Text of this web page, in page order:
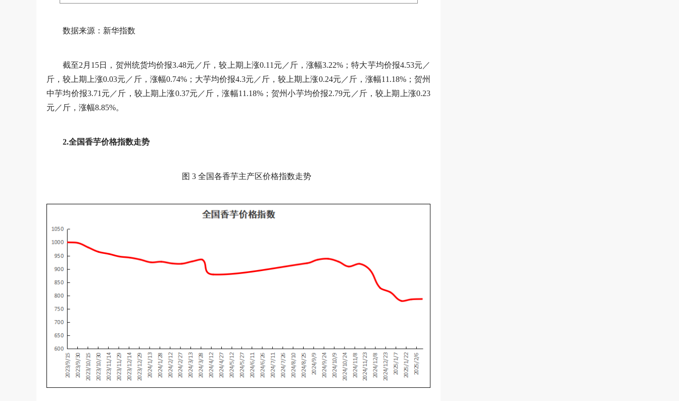
数据来源：新华指数
截至2月15日，贺州统货均价报3.48元／斤，较上期上涨0.11元／斤，涨幅3.22%；特大芋均价报4.53元／
斤，较上期上涨0.03元／斤，涨幅0.74%；大芋均价报4.3元／斤，较上期上涨0.24元／斤，涨幅11.18%；贺州
中芋均价报3.71元／斤，较上期上涨0.37元／斤，涨幅11.18%；贺州小芋均价报2.79元／斤，较上期上涨0.23
元／斤，涨幅8.85%。
2.全国香芋价格指数走势
图 3 全国各香芋主产区价格指数走势